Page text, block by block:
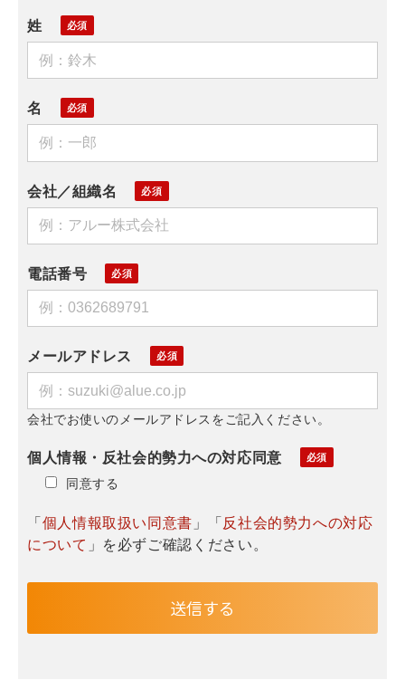
姓
名
会社／組織名
電話番号
メールアドレス
会社でお使いのメールアドレスをご記入ください。
個人情報・反社会的勢力への対応同意
同意する
「個人情報取扱い同意書 」「反社会的勢力への対応
について 」を必ずご確認ください。